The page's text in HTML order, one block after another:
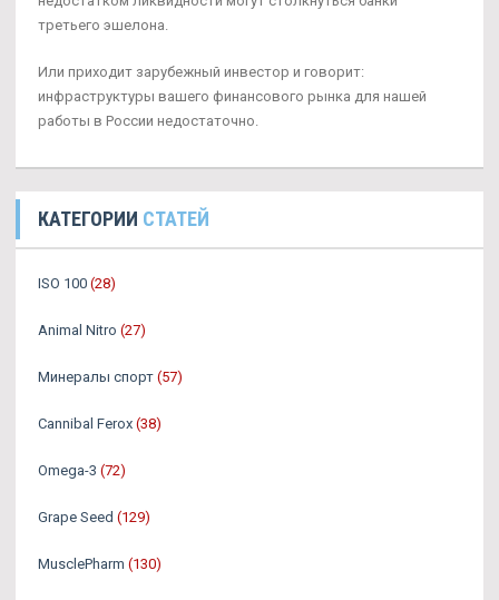
третьего эшелона.
Или приходит зарубежный инвестор и говорит:
инфраструктуры вашего финансового рынка для нашей
работы в России недостаточно.
КАТЕГОРИИ СТАТЕЙ
ISO 100 (28)
Animal Nitro (27)
Минералы спорт (57)
Cannibal Ferox (38)
Omega-3 (72)
Grape Seed (129)
MusclePharm (130)